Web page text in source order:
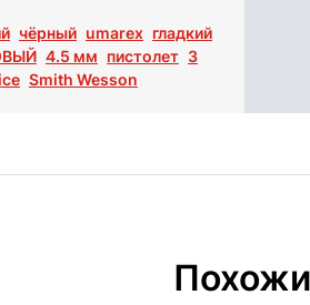
чёрный umarex гладкий
4.5 мм пистолет 3
Smith Wesson